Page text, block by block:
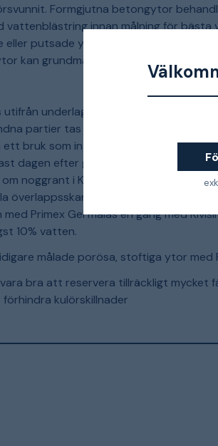
Formgjutna betongytor
vattenblästring innan målning för
putsade ytor kan behandlas som
kan grundmålas med Primex
underlagets styrka och färgtyp.
partier tas bort. Sprickor öppnas
bruk som inte är lika hårt som
dagen efter grundning, och ytan bör
noggrant i Kivisil Fasadfärg innan
undviks. Måla två
Primex Gel målas en gång med
10% vatten.
målade porösa, stoftiga ytor med
bra att reservera tillräckligt mycket
kulörskillnader